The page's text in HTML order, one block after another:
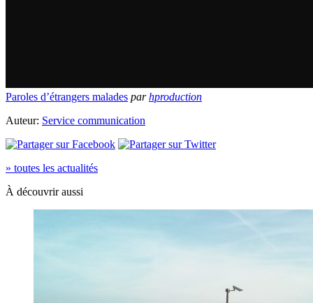
Paroles d’étrangers malades parhproduction
Auteur: Service communication
» toutes les actualités
À découvrir aussi